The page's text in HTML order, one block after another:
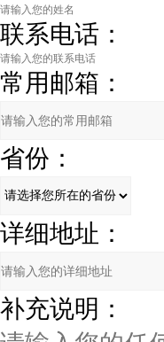
联系电话：
常用邮箱：
省份：
详细地址：
补充说明：